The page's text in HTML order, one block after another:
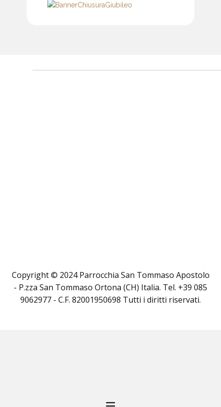
Copyright © 2024 Parrocchia San Tommaso Apostolo
- P.zza San Tommaso Ortona (CH) Italia. Tel. +39 085
9062977 - C.F. 82001950698 Tutti i diritti riservati.